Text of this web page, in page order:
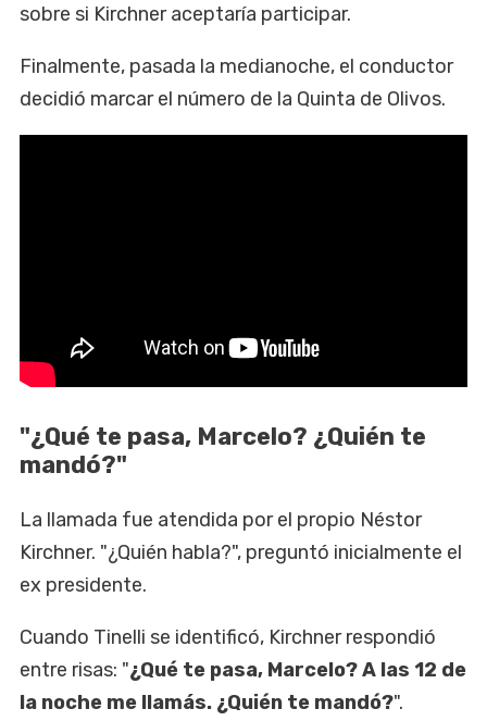
sobre si Kirchner aceptaría participar.
Finalmente, pasada la medianoche, el conductor
decidió marcar el número de la Quinta de Olivos.
"¿Qué te pasa, Marcelo? ¿Quién te
mandó?"
La llamada fue atendida por el propio Néstor
Kirchner. "¿Quién habla?", preguntó inicialmente el
ex presidente.
Cuando Tinelli se identificó, Kirchner respondió
entre risas: "¿Qué te pasa, Marcelo? A las 12 de
la noche me llamás. ¿Quién te mandó?".